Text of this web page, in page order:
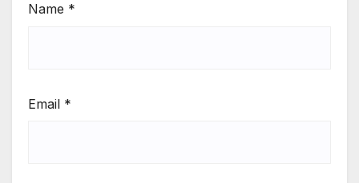
Name *
Email *